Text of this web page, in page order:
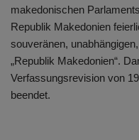
makedonischen
Republik Makedonien
souveränen,
„Republik Makedonien“.
Verfassungsrevision von
beendet.